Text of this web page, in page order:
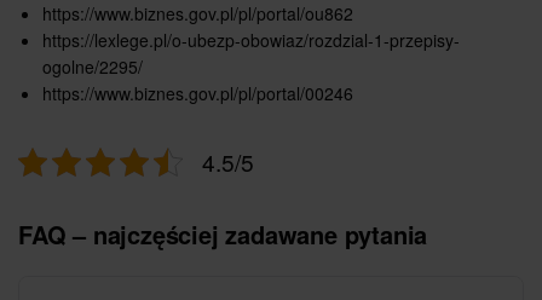
https://www.biznes.gov.pl/pl/portal/ou862
https://lexlege.pl/o-ubezp-obowiaz/rozdzial-1-przepisy-
ogolne/2295/
https://www.biznes.gov.pl/pl/portal/00246
4.5/5
FAQ – najczęściej zadawane pytania